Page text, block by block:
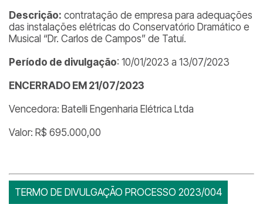
Descrição: contratação de empresa para adequações
das instalações elétricas do Conservatório Dramático e
Musical “Dr. Carlos de Campos” de Tatuí.
Período de divulgação: 10/01/2023 a 13/07/2023
ENCERRADO EM 21/07/2023
Vencedora: Batelli Engenharia Elétrica Ltda
Valor: R$ 695.000,00
TERMO DE DIVULGAÇÃO PROCESSO 2023/004